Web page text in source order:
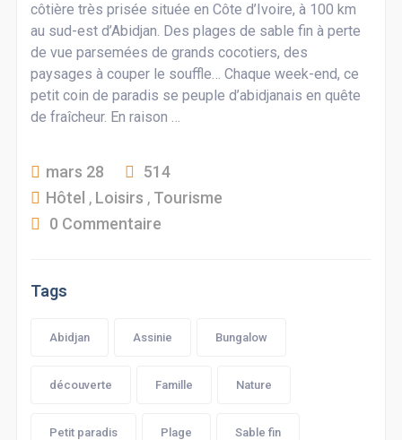
côtière très prisée située en Côte d’Ivoire, à 100 km
au sud-est d’Abidjan. Des plages de sable fin à perte
de vue parsemées de grands cocotiers, des
paysages à couper le souffle… Chaque week-end, ce
petit coin de paradis se peuple d’abidjanais en quête
de fraîcheur. En raison …
mars 28
514
Hôtel , Loisirs , Tourisme
0 Commentaire
Tags
Abidjan Assinie Bungalow
découverte Famille Nature
Petit paradis Plage Sable fin